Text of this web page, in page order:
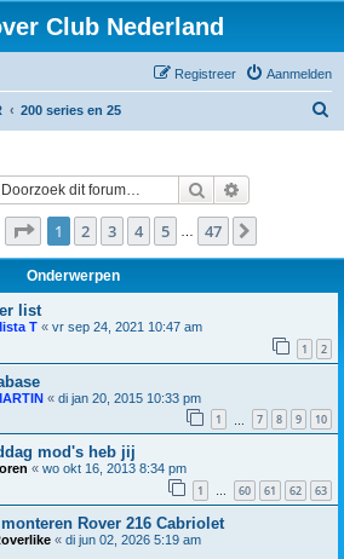
Club Nederland
Aanmelden
Registreer
200 series en 25
Zoek
Pagina van 47
1 2 3 4 5 47
Onderwerpen
list
T « vr sep 24, 2021 10:47 am
1 2
« di jan 20, 2015 10:33 pm
1 7 8 9 10
mod's heb jij
« wo okt 16, 2013 8:34 pm
1 … 60 61 62 63
Rover 216 Cabriolet
« di jun 02, 2026 5:19 am